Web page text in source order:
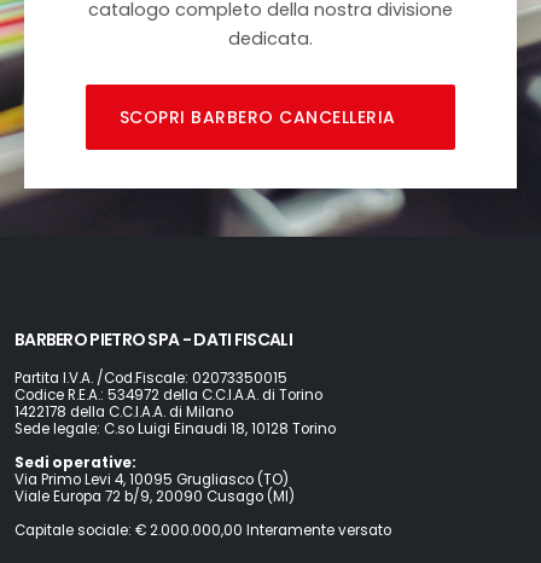
catalogo completo della nostra divisione
dedicata.
SCOPRI BARBERO CANCELLERIA
BARBERO PIETRO SPA - DATI FISCALI
Partita I.V.A. /Cod.Fiscale: 02073350015
Codice R.E.A.: 534972 della C.C.I.A.A. di Torino
1422178 della C.C.I.A.A. di Milano
Sede legale: C.so Luigi Einaudi 18, 10128 Torino
Sedi operative:
Via Primo Levi 4, 10095 Grugliasco (TO)
Viale Europa 72 b/9, 20090 Cusago (MI)
Capitale sociale: € 2.000.000,00 Interamente versato